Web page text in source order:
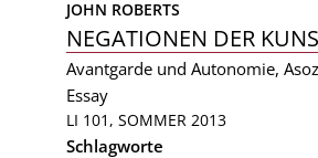
JOHN ROBERTS
NEGATIONEN DER
Avantgarde und Autonomie,
Essay
LI 101, SOMMER 2013
Schlagworte